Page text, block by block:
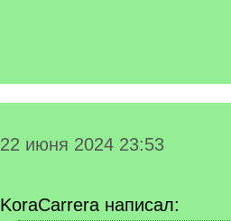
22 июня 2024 23:53
KoraCarrera написал: